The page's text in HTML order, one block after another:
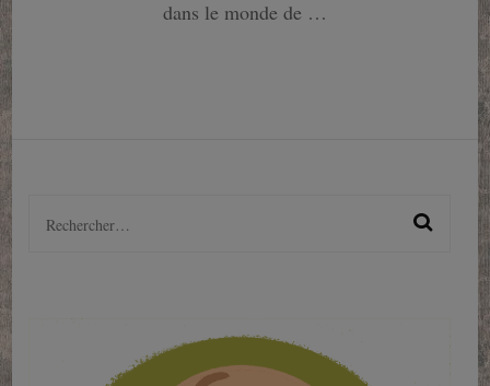
dans le monde de …
Rechercher :